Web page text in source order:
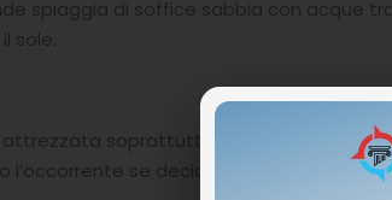
attrezzata soprattutto in quella più
l’occorrente se decidete di passare una